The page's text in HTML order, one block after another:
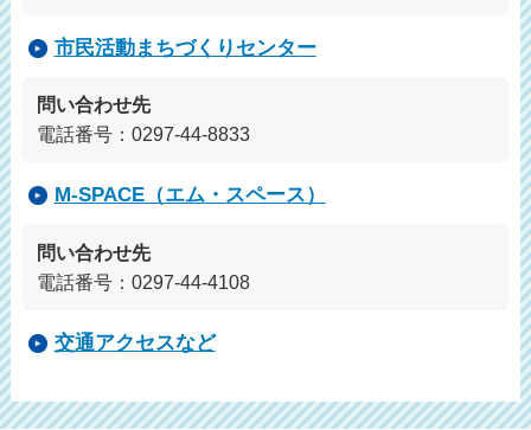
市民活動まちづくりセンター
問い合わせ先
電話番号：0297-44-8833
M-SPACE（エム・スペース）
問い合わせ先
電話番号：0297-44-4108
交通アクセスなど